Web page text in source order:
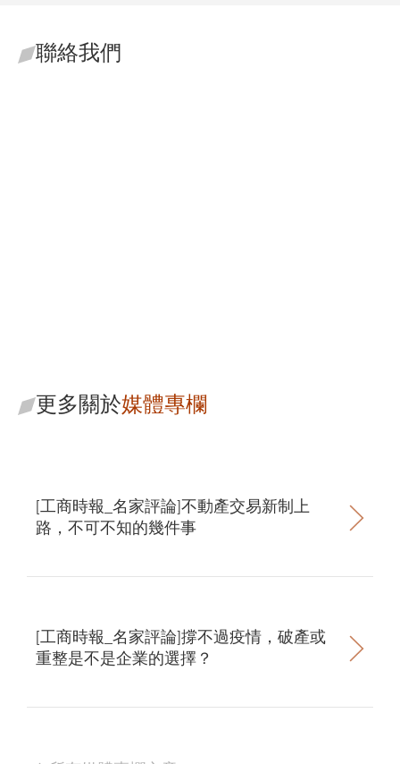
聯絡我們
更多關於媒體專欄
[工商時報_名家評論]不動產交易新制上
路，不可不知的幾件事
[工商時報_名家評論]撐不過疫情，破產或
重整是不是企業的選擇？